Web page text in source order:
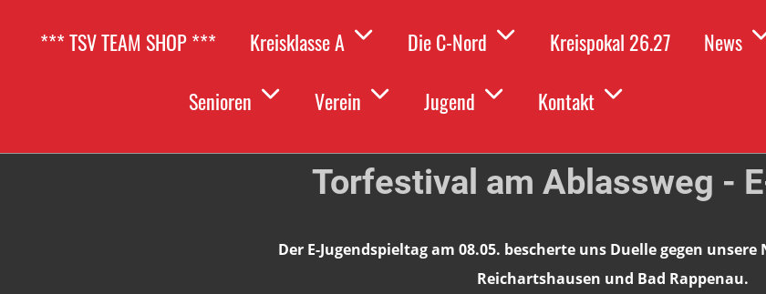
*** TSV TEAM SHOP *** Kreisklasse A Die C-Nord Kreispokal 26.27 News
Senioren Verein Jugend Kontakt
Zurück
09.05.2026 , Dino Rudolf
Torfestival am Ablassweg -
Der E-Jugendspieltag am 08.05. bescherte uns Duelle gegen
Reichartshausen und Bad Rappenau.